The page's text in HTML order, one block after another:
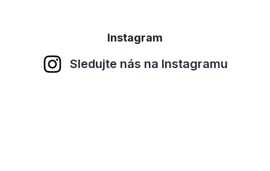
Instagram
Sledujte nás na Instagramu